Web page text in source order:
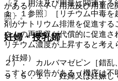
がある）〔７．用法及び用量
照〕。
妊婦・授乳婦
（妊婦）
９．５．１． 妊婦又は妊娠し
〔７．用法及び用量に関連する
１．１参照〕［リチウム中毒
剤がナトリウム排泄を促進す
ウムの再吸収が代償的に促進
リチウム濃度が上昇すると考え
２）． カルバマゼピン［錯乱
こすとの報告がある（機序は不